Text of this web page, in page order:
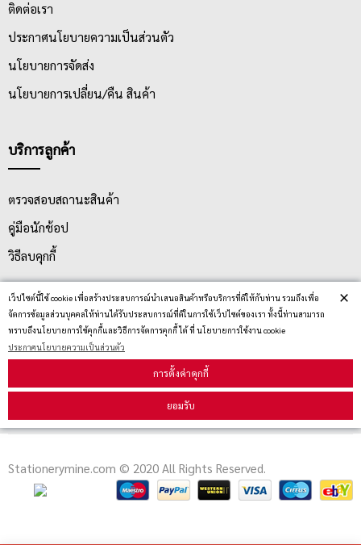
เว็ปไซต์นี้ใช้ cookie เพื่อสร้างประสบการณ์นำเสนอสินค้าหรือบริการที่ดีให้กับท่าน รวมถึงเพื่อ
จัดการข้อมูลส่วนบุคคลให้ท่านได้รับประสบการณ์ที่ดีในการใช้เว็ปไซต์ของเรา ทั้งนี้ท่านสามารถ
ทราบถึงนโยบายการใช้คุกกี้และวิธีการจัดการคุกกี้ ได้ ที่ นโยบายการใช้งาน cookie
ประกาศนโยบายความเป็นส่วนตัว
การตั้งค่าคุกกี้
ยอมรับ
×
ติดต่อเรา
ประกาศนโยบายความเป็นส่วนตัว
นโยบายการจัดส่ง
นโยบายการเปลี่ยน/คืน สินค้า
บริการลูกค้า
ตรวจสอบสถานะสินค้า
คู่มือนักช้อป
วิธีลบคุกกี้
สมัครรับข่าวสาร
รับข่าวสาร
Stationerymine.com © 2020 All Rights Reserved.